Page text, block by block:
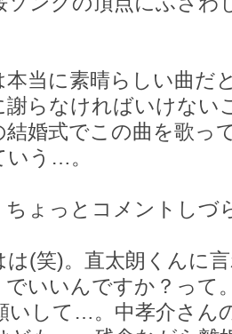
本当に素晴らしい曲だ
謝らなければいけない
結婚式でこの曲を歌っ
いう…。
ちょっとコメントしづ
は(笑)。直太朗くんに
でいいんですか？って
いして…。中孝介さん